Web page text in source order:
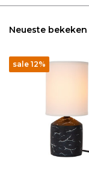
Neueste bekeken
sale 12%